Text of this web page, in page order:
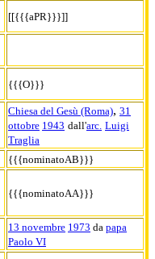
[[{{{aPR}}}]]
{{{O}}}
Chiesa del Gesù (Roma), 31
ottobre 1943 dall'arc. Luigi
Traglia
{{{nominatoAB}}}
{{{nominatoAA}}}
13 novembre 1973 da papa
Paolo VI